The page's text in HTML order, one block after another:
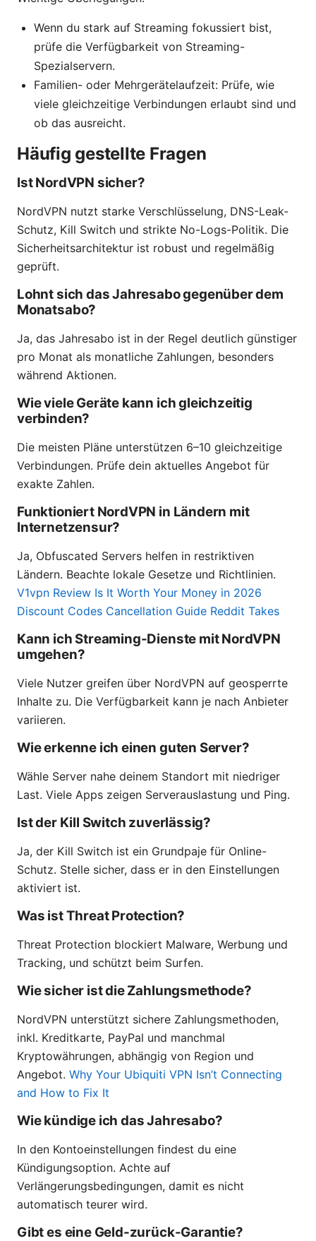
Wenn du stark auf Streaming fokussiert bist,
prüfe die Verfügbarkeit von Streaming-
Spezialservern.
Familien- oder Mehrgerätelaufzeit: Prüfe, wie
viele gleichzeitige Verbindungen erlaubt sind und
ob das ausreicht.
Häufig gestellte Fragen
Ist NordVPN sicher?
NordVPN nutzt starke Verschlüsselung, DNS-Leak-
Schutz, Kill Switch und strikte No-Logs-Politik. Die
Sicherheitsarchitektur ist robust und regelmäßig
geprüft.
Lohnt sich das Jahresabo gegenüber dem
Monatsabo?
Ja, das Jahresabo ist in der Regel deutlich günstiger
pro Monat als monatliche Zahlungen, besonders
während Aktionen.
Wie viele Geräte kann ich gleichzeitig
verbinden?
Die meisten Pläne unterstützen 6–10 gleichzeitige
Verbindungen. Prüfe dein aktuelles Angebot für
exakte Zahlen.
Funktioniert NordVPN in Ländern mit
Internetzensur?
Ja, Obfuscated Servers helfen in restriktiven
Ländern. Beachte lokale Gesetze und Richtlinien.
V1vpn Review Is It Worth Your Money in 2026
Discount Codes Cancellation Guide Reddit Takes
Kann ich Streaming-Dienste mit NordVPN
umgehen?
Viele Nutzer greifen über NordVPN auf geosperrte
Inhalte zu. Die Verfügbarkeit kann je nach Anbieter
variieren.
Wie erkenne ich einen guten Server?
Wähle Server nahe deinem Standort mit niedriger
Last. Viele Apps zeigen Serverauslastung und Ping.
Ist der Kill Switch zuverlässig?
Ja, der Kill Switch ist ein Grundpaje für Online-
Schutz. Stelle sicher, dass er in den Einstellungen
aktiviert ist.
Was ist Threat Protection?
Threat Protection blockiert Malware, Werbung und
Tracking, und schützt beim Surfen.
Wie sicher ist die Zahlungsmethode?
NordVPN unterstützt sichere Zahlungsmethoden,
inkl. Kreditkarte, PayPal und manchmal
Kryptowährungen, abhängig von Region und
Angebot. Why Your Ubiquiti VPN Isn’t Connecting
and How to Fix It
Wie kündige ich das Jahresabo?
In den Kontoeinstellungen findest du eine
Kündigungsoption. Achte auf
Verlängerungsbedingungen, damit es nicht
automatisch teurer wird.
Gibt es eine Geld-zurück-Garantie?